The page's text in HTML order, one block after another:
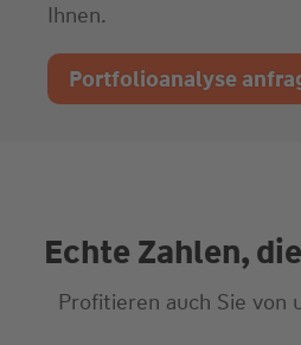
Ihnen.
Portfolioanalyse
Echte Zahlen,
Profitieren auch Sie von